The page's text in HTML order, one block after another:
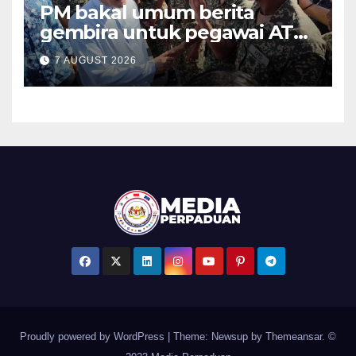
PM bakal umum berita
gembira untuk pegawai ATM,
PDRM pada Malam Ambang
Merdeka
7 AUGUST 2026
Proudly powered by WordPress Theme: Newsup by Themeansar. ©